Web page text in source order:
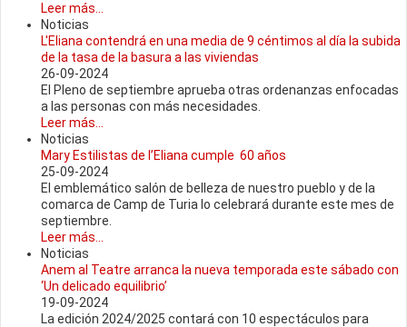
Leer más...
Noticias
L'Eliana contendrá en una media de 9 céntimos al día la subida
de la tasa de la basura a las viviendas
26-09-2024
El Pleno de septiembre aprueba otras ordenanzas enfocadas
a las personas con más necesidades.
Leer más...
Noticias
Mary Estilistas de l’Eliana cumple 60 años
25-09-2024
El emblemático salón de belleza de nuestro pueblo y de la
comarca de Camp de Turia lo celebrará durante este mes de
septiembre.
Leer más...
Noticias
Anem al Teatre arranca la nueva temporada este sábado con
‘Un delicado equilibrio’
19-09-2024
La edición 2024/2025 contará con 10 espectáculos para